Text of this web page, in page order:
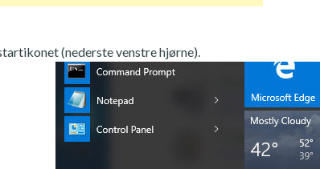
(nederste venstre hjørne).